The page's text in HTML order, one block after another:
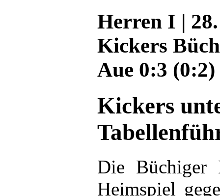
Herren I |
Kickers
Aue 0:3 (0:2)
Kickers
Die Büchiger
Heimspiel